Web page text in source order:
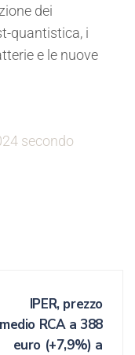
dei
quantistica, i
e le nuove
secondo
IPER, prezzo
medio RCA a 388
euro (+7,9%) a